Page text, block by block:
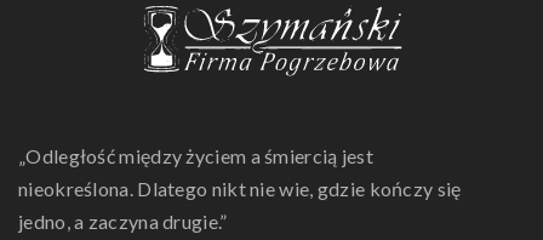
„Odległość między życiem a śmiercią jest
nieokreślona. Dlatego nikt nie wie, gdzie kończy się
jedno, a zaczyna drugie.”